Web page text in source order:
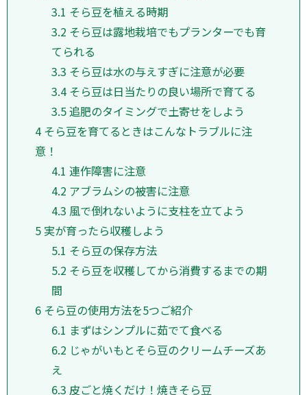
3.1 そら豆を植える時期
3.2 そら豆は露地栽培でもプランターでも育
てられる
3.3 そら豆は水の与えすぎに注意が必要
3.4 そら豆は日当たりの良い場所で育てる
3.5追肥のタイミングで土寄せをしよう
4 そら豆を育てるときはこんなトラブルに注
意！
4.1 連作障害に注意
4.2 アブラムシの被害に注意
4.3 風で倒れないように支柱を立てよう
5 実が育ったら収穫しよう
5.1 そら豆の保存方法
5.2 そら豆を収穫してから消費するまでの期
間
6 そら豆の使用方法を5つご紹介
6.1 まずはシンプルに茹でて食べる
6.2 じゃがいもとそら豆のクリームチーズあ
え
6.3 皮ごと焼くだけ！焼きそら豆